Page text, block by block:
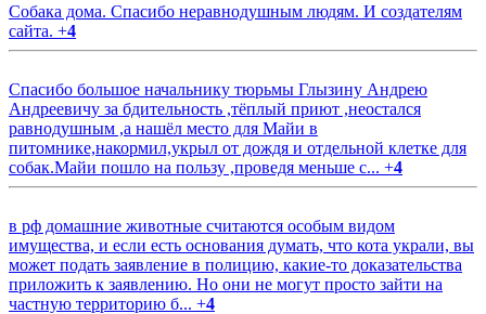
Собака дома. Спасибо неравнодушным людям. И создателям
сайта. +4
Спасибо большое начальнику тюрьмы Глызину Андрею
Андреевичу за бдительность ,тёплый приют ,неостался
равнодушным ,а нашёл место для Майи в
питомнике,накормил,укрыл от дождя и отдельной клетке для
собак.Майи пошло на пользу ,проведя меньше с... +4
в рф домашние животные считаются особым видом
имущества, и если есть основания думать, что кота украли, вы
может подать заявление в полицию, какие-то доказательства
приложить к заявлению. Но они не могут просто зайти на
частную территорию б... +4